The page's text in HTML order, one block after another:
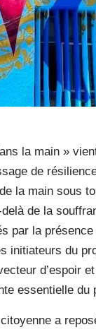
la main »
de
la main sous
de la
la présence
initiateurs du
d’espoir
essentielle du
a